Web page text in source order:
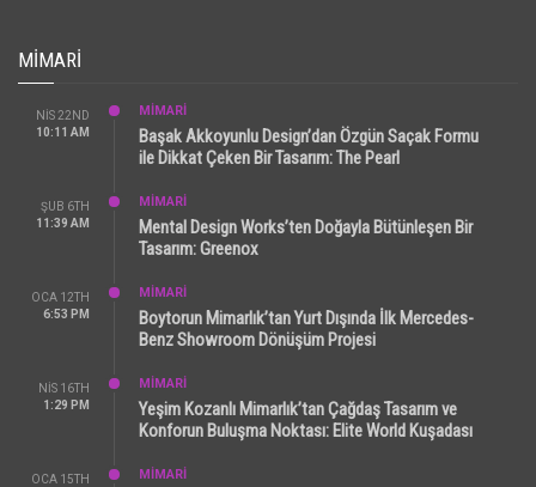
MIMARI
NIS 22ND
10:11 AM
MİMARİ
Başak Akkoyunlu Design’dan Özgün Saçak Formu
ile Dikkat Çeken Bir Tasarım: The Pearl
ŞUB 6TH
11:39 AM
MİMARİ
Mental Design Works’ten Doğayla Bütünleşen Bir
Tasarım: Greenox
OCA 12TH
6:53 PM
MİMARİ
Boytorun Mimarlık’tan Yurt Dışında İlk Mercedes-
Benz Showroom Dönüşüm Projesi
NIS 16TH
1:29 PM
MİMARİ
Yeşim Kozanlı Mimarlık’tan Çağdaş Tasarım ve
Konforun Buluşma Noktası: Elite World Kuşadası
OCA 15TH
MİMARİ